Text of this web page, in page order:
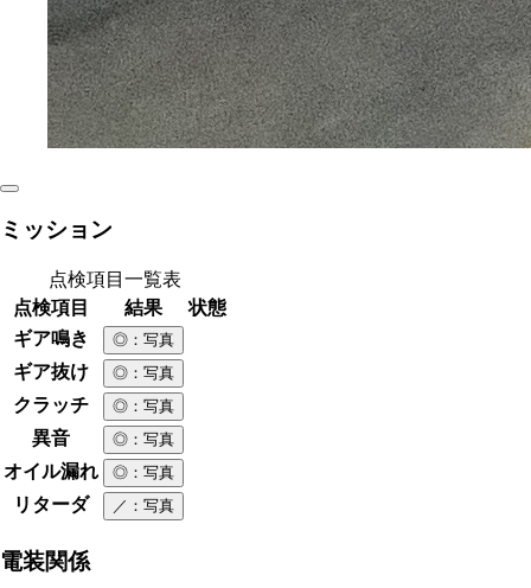
ミッション
点検項目一覧表
点検項目
結果
状態
ギア鳴き
◎ ：写真
ギア抜け ◎ ：写真
クラッチ ◎ ：写真
異音 ◎ ：写真
オイル漏れ ◎ ：写真
リターダ ／ ：写真
電装関係